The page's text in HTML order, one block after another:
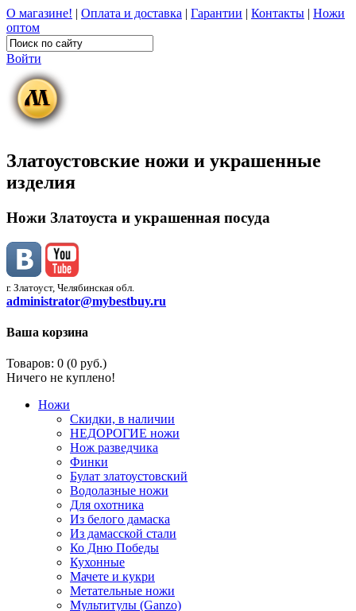
О магазине! | Оплата и доставка | Гарантии | Контакты | Ножи
оптом
Войти
Златоустовские ножи и украшенные
изделия
Ножи Златоуста и украшенная посуда
г. Златоуст, Челябинская обл.
administrator@mybestbuy.ru
Ваша корзина
Товаров: 0 (0 руб.)
Ничего не куплено!
Ножи
Скидки, в наличии
НЕДОРОГИЕ ножи
Нож разведчика
Финки
Булат златоустовский
Водолазные ножи
Для охотника
Из белого дамаска
Из дамасской стали
Ко Дню Победы
Кухонные
Мачете и кукри
Метательные ножи
Мультитулы (Ganzo)